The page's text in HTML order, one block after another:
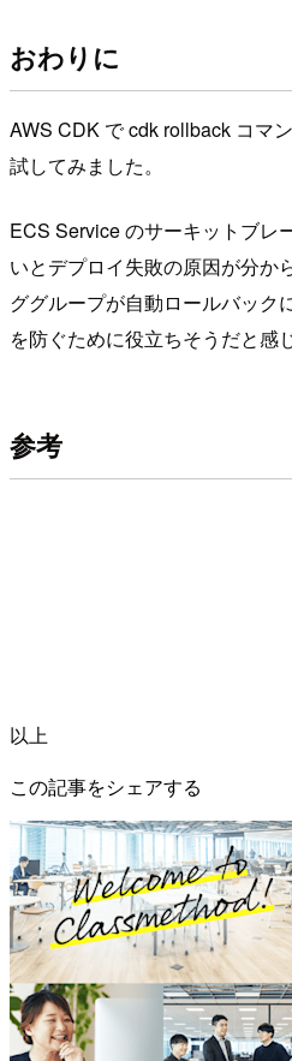
おわりに
AWS CDK で cdk rollback コマ
試してみました。
ECS Service のサーキットブレ
いとデプロイ失敗の原因が分か
ググループが自動ロールバック
を防ぐために役立ちそうだと感
参考
以上
この記事をシェアする